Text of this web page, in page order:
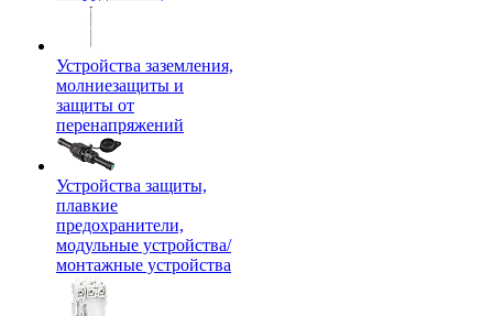
Устройства заземления,
молниезащиты и
защиты от
перенапряжений
Устройства защиты,
плавкие
предохранители,
модульные устройства/
монтажные устройства